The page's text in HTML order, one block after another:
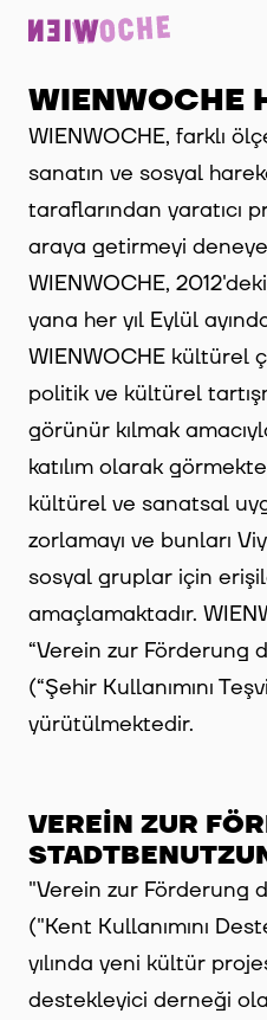
WIENWOCHE
WIENWOCHE, farklı
sanatın ve sosyal
taraflarından yaratıcı
araya getirmeyi
WIENWOCHE,
yana her yıl Eylül
WIENWOCHE kültürel
politik ve kültürel
görünür kılmak
katılım olarak
kültürel ve sanatsal
zorlamayı ve bunları
sosyal gruplar için
amaçlamaktadır.
“Verein zur Förderung
(“Şehir Kullanımını
yürütülmektedir.
VEREIN ZUR
"Verein zur Förderung
("Kent Kullanımını
yılında yeni kültür
destekleyici derneği